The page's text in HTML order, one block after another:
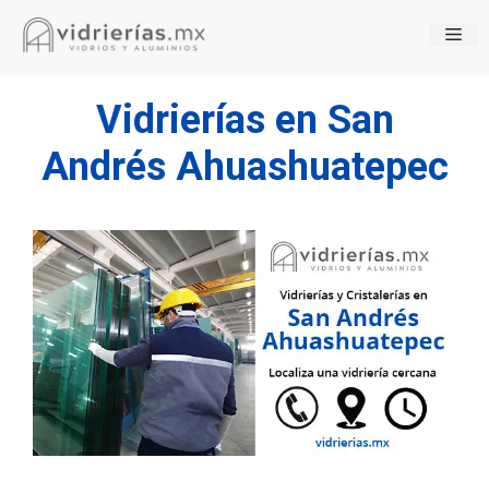
Saltar
Vidrierías en San
Andrés Ahuashuatepec